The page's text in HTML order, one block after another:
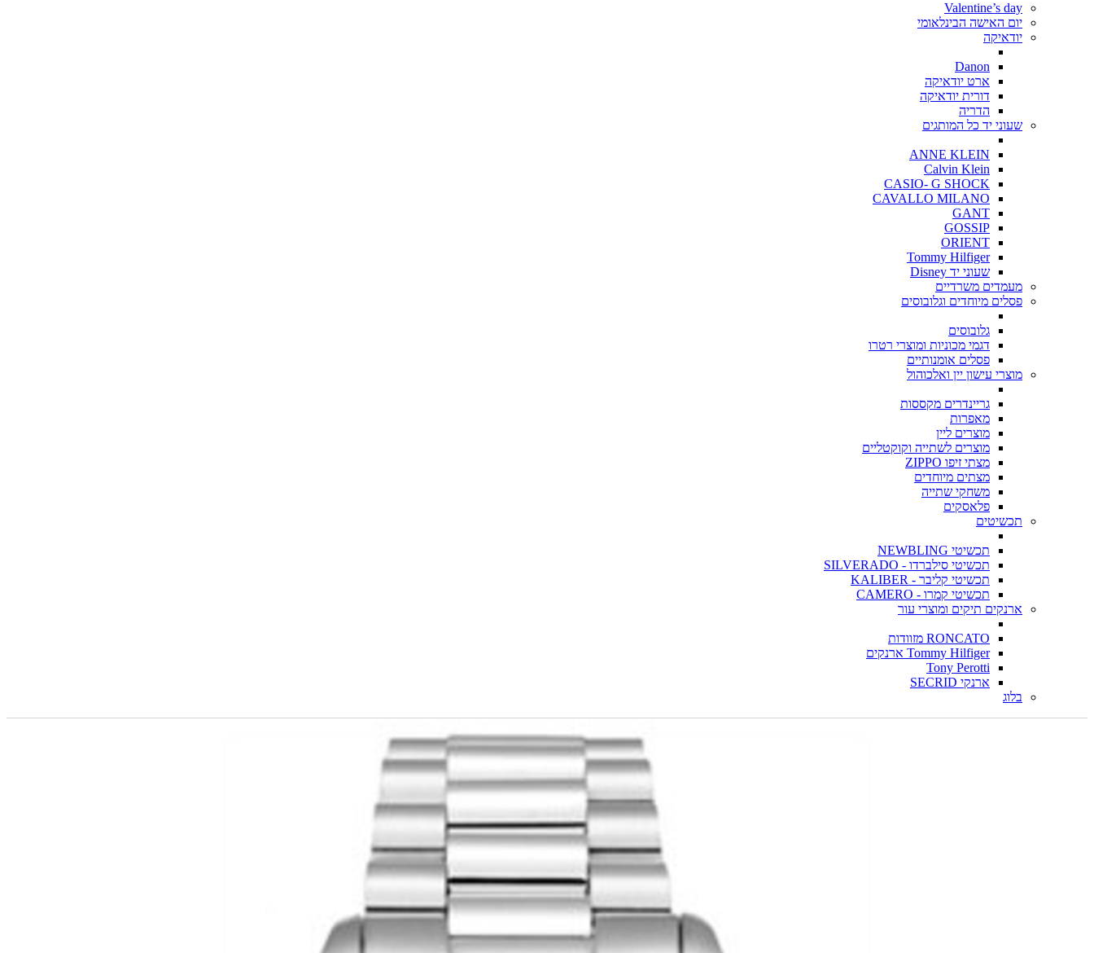
Valentine’s day
יום האישה הבינלאומי
יודאיקה
Danon
ארט יודאיקה
דורית יודאיקה
הדריה
שעוני יד כל המותגים
ANNE KLEIN
Calvin Klein
CASIO- G SHOCK
CAVALLO MILANO
GANT
GOSSIP
ORIENT
Tommy Hilfiger
שעוני יד Disney
מעמדים משרדיים
פסלים מיוחדים וגלובוסים
גלובוסים
דגמי מכוניות ומוצרי רטרו
פסלים אומנותיים
מוצרי עישון יין ואלכוהול
גריינדרים מקססות
מאפרות
מוצרים ליין
מוצרים לשתייה וקוקטליים
מצתי זיפו ZIPPO
מצתים מיוחדים
משחקי שתייה
פלאסקים
תכשיטים
תכשיטי NEWBLING
תכשיטי סילברדו - SILVERADO
תכשיטי קליבר - KALIBER
תכשיטי קמרו - CAMERO
ארנקים תיקים ומוצרי עור
RONCATO מזוודות
Tommy Hilfiger ארנקים
Tony Perotti
ארנקי SECRID
בלוג